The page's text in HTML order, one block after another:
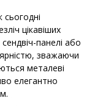
сьогодні
цікавіших
панелі або
зважаючи
металеві
елегантно